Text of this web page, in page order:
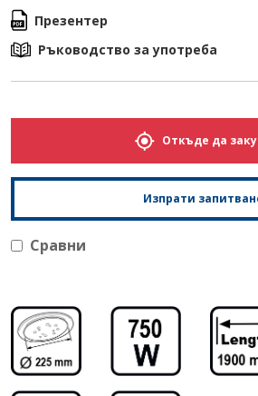
Презентер
Ръководство за употреба
Откъде да
Изпрати
Сравни